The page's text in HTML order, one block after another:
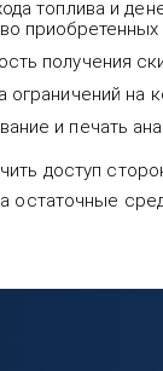
топлива и
получения
ограничений на
и печать
доступ
остаточные